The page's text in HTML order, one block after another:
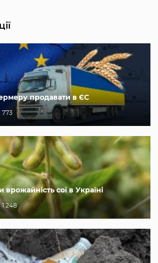
продавати в ЄС
773
сої в Україні
1 248